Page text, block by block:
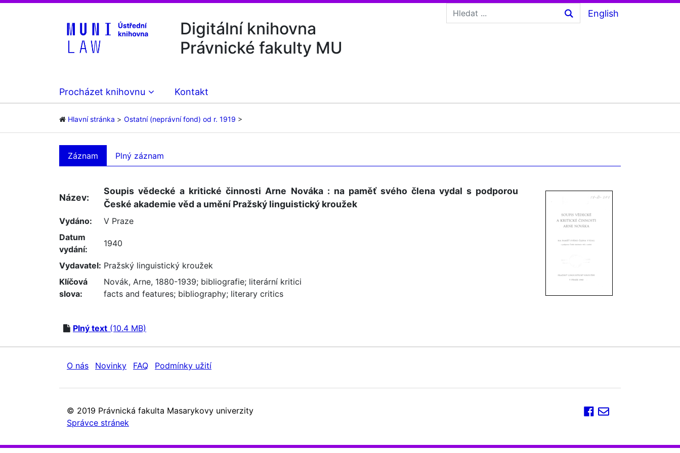
Digitální knihovna
Právnické fakulty MU
English
Procházet knihovnu Kontakt
Hlavní stránka Ostatní (neprávní fond) od r. 1919
Záznam Plný záznam
Název:
Soupis vědecké a kritické činnosti Arne Nováka : na paměť svého člena vydal s podporou
České akademie věd a umění Pražský linguistický kroužek
Vydáno:
V Praze
Datum
vydání:
1940
Vydavatel: Pražský linguistický kroužek
Klíčová
slova:
Novák, Arne, 1880-1939; bibliografie; literární kritici
facts and features; bibliography; literary critics
Plný text (10.4 MB)
O nás Novinky FAQ Podmínky užití
© 2019 Právnická fakulta Masarykovy univerzity
Správce stránek